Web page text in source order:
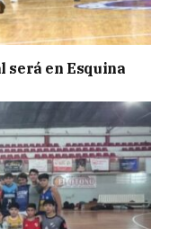
será en Esquina